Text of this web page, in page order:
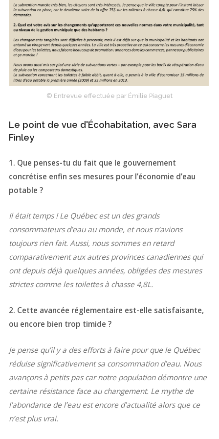
© Entrevue effectuée par Émilie Piaguet
Le point de vue d'Écohabitation, avec Sara
Finley
1. Que penses-tu du fait que le gouvernement
concrétise enfin ses mesures pour l’économie d’eau
potable ?
Il était temps ! Le Québec est un des grands
consommateurs d’eau au monde, et nous n’avions
toujours rien fait. Aussi, nous sommes en retard
comparativement aux autres provinces canadiennes qui
ont depuis déjà quelques années, obligées des mesures
strictes comme les toilettes à chasse 4,8L.
2. Cette avancée réglementaire est-elle satisfaisante,
ou encore bien trop timide ?
Je pense qu’il y a des efforts à faire pour que le Québec
réduise significativement sa consommation d’eau. Nous
avançons à petits pas car notre population démontre une
certaine résistance face au changement. Le mythe de
l’abondance de l’eau est encore d’actualité alors que ce
n’est plus vrai.